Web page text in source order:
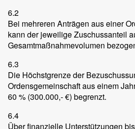
6.2
Bei mehreren Anträgen aus einer
kann der jeweilige Zuschussanteil
Gesamtmaßnahmevolumen
6.3
Die Höchstgrenze der
Ordensgemeinschaft aus einem
60 % (300.000,- €) begrenzt.
6.4
Über finanzielle Unterstützungen